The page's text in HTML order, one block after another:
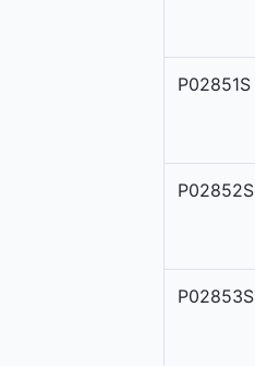
P02851S
P02852S
P02853S